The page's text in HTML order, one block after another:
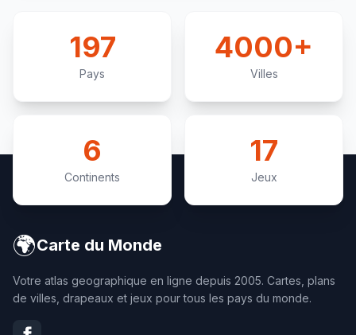
197
Pays
4000+
Villes
6
Continents
17
Jeux
🌍Carte du Monde
Votre atlas geographique en ligne depuis 2005. Cartes, plans
de villes, drapeaux et jeux pour tous les pays du monde.